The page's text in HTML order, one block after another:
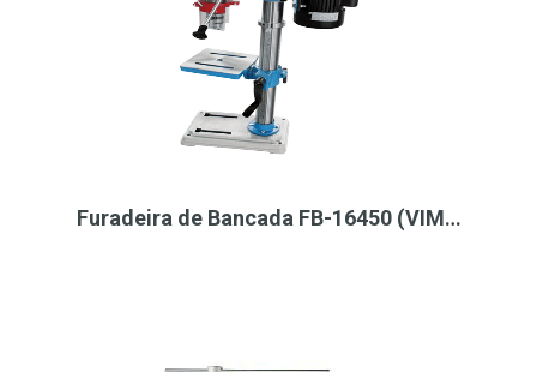
Furadeira de Bancada FB-16450 (VIM…